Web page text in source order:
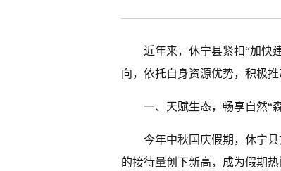
近年来，休宁县紧扣“加快
向，依托自身资源优势，积极
一、天赋生态，畅享自然“
今年中秋国庆假期，休宁
的接待量创下新高，成为假期